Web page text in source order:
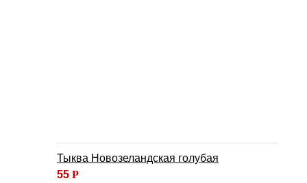
Тыква Новозеландская голубая
55 Р